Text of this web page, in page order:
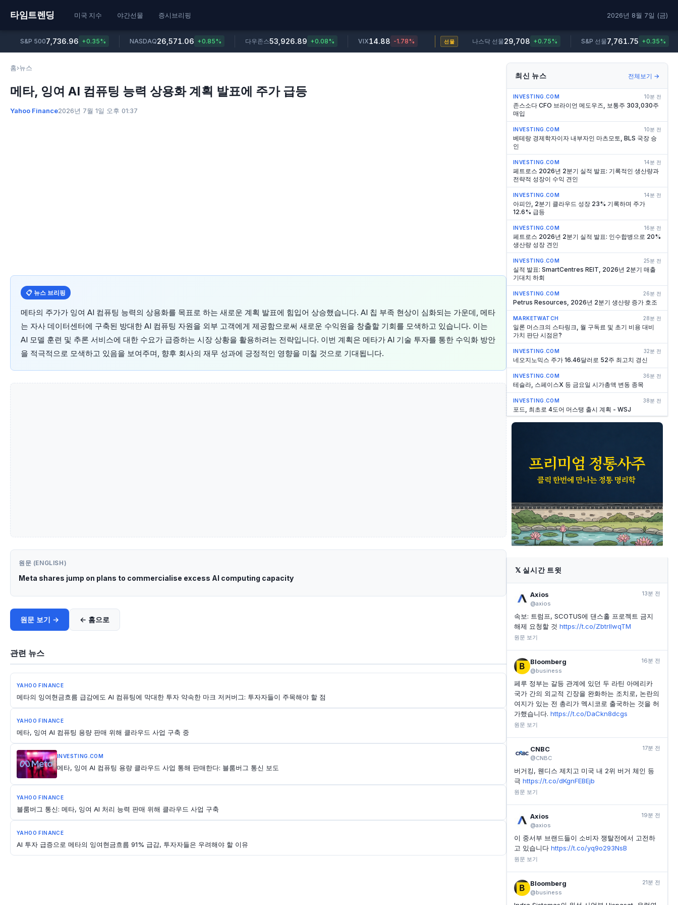
타임트렌딩 미국 지수 야간선물 증시브리핑 2026년 8월 7일 (금)
S&P 5007,736.96 +0.35% NASDAQ26,571.06 +0.85% 다우존스53,926.89 +0.08% VIX14.88 -1.78% 선물 나스닥 선물29,708 +0.75% S&P 선물7,761.75 +0.35%
홈›뉴스
메타, 잉여 AI 컴퓨팅 능력 상용화 계획 발표에 주가 급등
Yahoo Finance2026년 7월 1일 오후 01:37
📋 뉴스 브리핑
메타의 주가가 잉여 AI 컴퓨팅 능력의 상용화를 목표로 하는 새로운 계획 발표에 힘입어 상승했습니다. AI 칩 부족 현상이 심화되는 가운데, 메타
는 자사 데이터센터에 구축된 방대한 AI 컴퓨팅 자원을 외부 고객에게 제공함으로써 새로운 수익원을 창출할 기회를 모색하고 있습니다. 이는
AI 모델 훈련 및 추론 서비스에 대한 수요가 급증하는 시장 상황을 활용하려는 전략입니다. 이번 계획은 메타가 AI 기술 투자를 통한 수익화 방안
을 적극적으로 모색하고 있음을 보여주며, 향후 회사의 재무 성과에 긍정적인 영향을 미칠 것으로 기대됩니다.
원문 (ENGLISH)
Meta shares jump on plans to commercialise excess AI computing capacity
원문 보기 → ← 홈으로
관련 뉴스
YAHOO FINANCE
메타의 잉여현금흐름 급감에도 AI 컴퓨팅에 막대한 투자 약속한 마크 저커버그: 투자자들이 주목해야 할 점
YAHOO FINANCE
메타, 잉여 AI 컴퓨팅 용량 판매 위해 클라우드 사업 구축 중
INVESTING.COM
메타, 잉여 AI 컴퓨팅 용량 클라우드 사업 통해 판매한다: 블룸버그 통신 보도
YAHOO FINANCE
블룸버그 통신: 메타, 잉여 AI 처리 능력 판매 위해 클라우드 사업 구축
YAHOO FINANCE
AI 투자 급증으로 메타의 잉여현금흐름 91% 급감, 투자자들은 우려해야 할 이유
최신 뉴스 전체보기 →
INVESTING.COM 10분 전
존스소다 CFO 브라이언 메도우즈, 보통주 303,030주
매입
INVESTING.COM 10분 전
베테랑 경제학자이자 내부자인 마츠모토, BLS 국장 승
인
INVESTING.COM 14분 전
페트로스 2026년 2분기 실적 발표: 기록적인 생산량과
전략적 성장이 수익 견인
INVESTING.COM 14분 전
아피안, 2분기 클라우드 성장 23% 기록하며 주가
12.6% 급등
INVESTING.COM 16분 전
페트로스 2026년 2분기 실적 발표: 인수합병으로 20%
생산량 성장 견인
INVESTING.COM 25분 전
실적 발표: SmartCentres REIT, 2026년 2분기 매출
기대치 하회
INVESTING.COM 26분 전
Petrus Resources, 2026년 2분기 생산량 증가 호조
MARKETWATCH 28분 전
일론 머스크의 스타링크, 월 구독료 및 초기 비용 대비
가치 판단 시점은?
INVESTING.COM 32분 전
네오지노믹스 주가 16.46달러로 52주 최고치 경신
INVESTING.COM 36분 전
테슬라, 스페이스X 등 금요일 시가총액 변동 종목
INVESTING.COM 38분 전
포드, 최초로 4도어 머스탱 출시 계획 - WSJ
INVESTING.COM 38분 전
INVESTING.COM
월요일 발표 예정인 국채 입찰 및 고용 동향 데이터
INVESTING.COM
INVESTING.COM 52분 전
로이터 보도 후, 이란 혁명수비대 지원 혐의로 두바이 암
호화폐 거래소에 대한 미국 제재
𝕏 실시간 트윗
Axios
@axios
13분 전
속보: 트럼프, SCOTUS에 댄스홀 프로젝트 금지
해제 요청할 것 https://t.co/ZbtrIlwqTM
원문 보기
Bloomberg
@business
16분 전
페루 정부는 갈등 관계에 있던 두 라틴 아메리카
국가 간의 외교적 긴장을 완화하는 조치로, 논란의
여지가 있는 전 총리가 멕시코로 출국하는 것을 허
가했습니다. https://t.co/DaCkn8dcgs
원문 보기
CNBC
@CNBC
17분 전
버거킹, 웬디스 제치고 미국 내 2위 버거 체인 등
극 https://t.co/dKgnFEBEjb
원문 보기
Axios
@axios
19분 전
이 중서부 브랜드들이 소비자 쟁탈전에서 고전하
고 있습니다 https://t.co/yq9o293NsB
원문 보기
Bloomberg
@business
21분 전